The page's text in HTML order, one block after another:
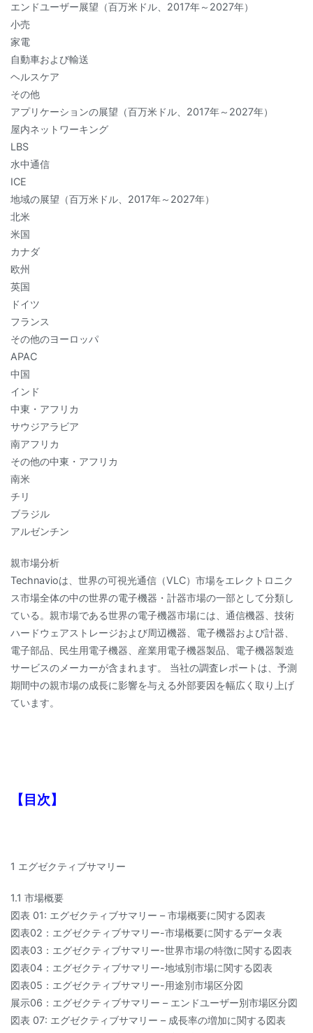
エンドユーザー展望（百万米ドル、2017年～2027年）
小売
家電
自動車および輸送
ヘルスケア
その他
アプリケーションの展望（百万米ドル、2017年～2027年）
屋内ネットワーキング
LBS
水中通信
ICE
地域の展望（百万米ドル、2017年～2027年）
北米
米国
カナダ
欧州
英国
ドイツ
フランス
その他のヨーロッパ
APAC
中国
インド
中東・アフリカ
サウジアラビア
南アフリカ
その他の中東・アフリカ
南米
チリ
ブラジル
アルゼンチン
親市場分析
Technavioは、世界の可視光通信（VLC）市場をエレクトロニク
ス市場全体の中の世界の電子機器・計器市場の一部として分類し
ている。親市場である世界の電子機器市場には、通信機器、技術
ハードウェアストレージおよび周辺機器、電子機器および計器、
電子部品、民生用電子機器、産業用電子機器製品、電子機器製造
サービスのメーカーが含まれます。 当社の調査レポートは、予測
期間中の親市場の成長に影響を与える外部要因を幅広く取り上げ
ています。
【目次】
1 エグゼクティブサマリー
1.1 市場概要
図表 01: エグゼクティブサマリー – 市場概要に関する図表
図表02：エグゼクティブサマリー-市場概要に関するデータ表
図表03：エグゼクティブサマリー-世界市場の特徴に関する図表
図表04：エグゼクティブサマリー-地域別市場に関する図表
図表05：エグゼクティブサマリー-用途別市場区分図
展示06：エグゼクティブサマリー – エンドユーザー別市場区分図
図表 07: エグゼクティブサマリー – 成長率の増加に関する図表